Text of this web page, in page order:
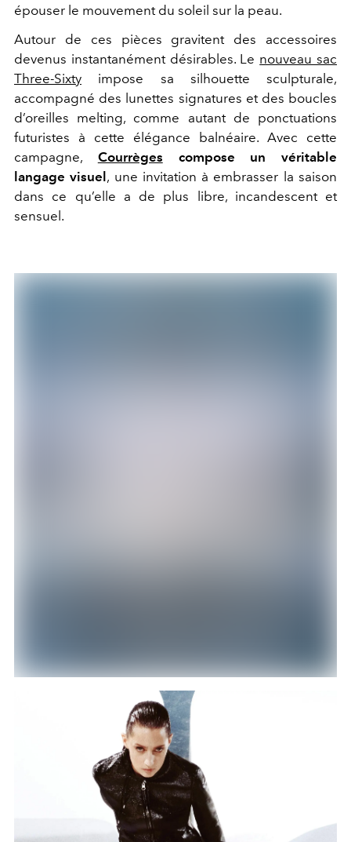
épouser le mouvement du soleil sur la peau.
Autour de ces pièces gravitent des accessoires
devenus instantanément désirables. Le nouveau sac
Three-Sixty impose sa silhouette sculpturale,
accompagné des lunettes signatures et des boucles
d’oreilles melting, comme autant de ponctuations
futuristes à cette élégance balnéaire. Avec cette
campagne, Courrèges compose un véritable
langage visuel , une invitation à embrasser la saison
dans ce qu’elle a de plus libre, incandescent et
sensuel.